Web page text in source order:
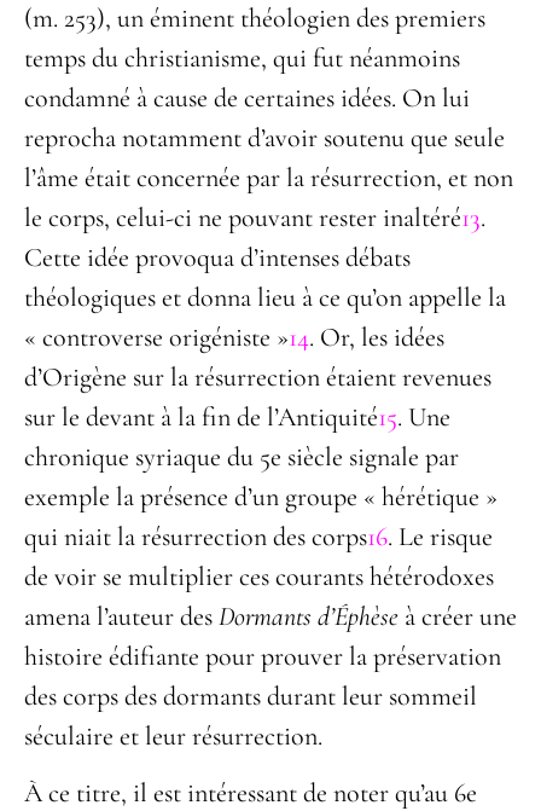
(m. 253), un éminent théologien des premiers
temps du christianisme, qui fut néanmoins
condamné à cause de certaines idées. On lui
reprocha notamment d’avoir soutenu que seule
l’âme était concernée par la résurrection, et non
le corps, celui-ci ne pouvant rester inaltéré13.
Cette idée provoqua d’intenses débats
théologiques et donna lieu à ce qu’on appelle la
« controverse origéniste »14. Or, les idées
d’Origène sur la résurrection étaient revenues
sur le devant à la fin de l’Antiquité15. Une
chronique syriaque du 5e siècle signale par
exemple la présence d’un groupe « hérétique »
qui niait la résurrection des corps16. Le risque
de voir se multiplier ces courants hétérodoxes
amena l’auteur desDormants d’Éphèse à créer une
histoire édifiante pour prouver la préservation
des corps des dormants durant leur sommeil
séculaire et leur résurrection.
À ce titre, il est intéressant de noter qu’au 6e